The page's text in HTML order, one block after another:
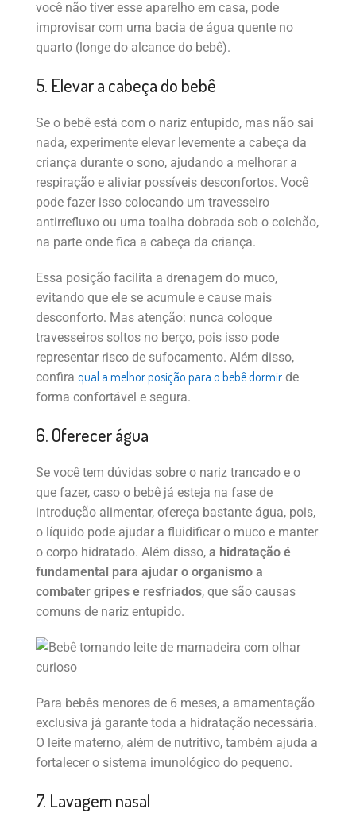
você não tiver esse aparelho em casa, pode
improvisar com uma bacia de água quente no
quarto (longe do alcance do bebê).
5. Elevar a cabeça do bebê
Se o bebê está com o nariz entupido, mas não sai
nada, experimente elevar levemente a cabeça da
criança durante o sono, ajudando a melhorar a
respiração e aliviar possíveis desconfortos. Você
pode fazer isso colocando um travesseiro
antirrefluxo ou uma toalha dobrada sob o colchão,
na parte onde fica a cabeça da criança.
Essa posição facilita a drenagem do muco,
evitando que ele se acumule e cause mais
desconforto. Mas atenção: nunca coloque
travesseiros soltos no berço, pois isso pode
representar risco de sufocamento. Além disso,
confira qual a melhor posição para o bebê dormir de
forma confortável e segura.
6. Oferecer água
Se você tem dúvidas sobre o nariz trancado e o
que fazer, caso o bebê já esteja na fase de
introdução alimentar, ofereça bastante água, pois,
o líquido pode ajudar a fluidificar o muco e manter
o corpo hidratado. Além disso, a hidratação é
fundamental para ajudar o organismo a
combater gripes e resfriados, que são causas
comuns de nariz entupido.
Para bebês menores de 6 meses, a amamentação
exclusiva já garante toda a hidratação necessária.
O leite materno, além de nutritivo, também ajuda a
fortalecer o sistema imunológico do pequeno.
7. Lavagem nasal